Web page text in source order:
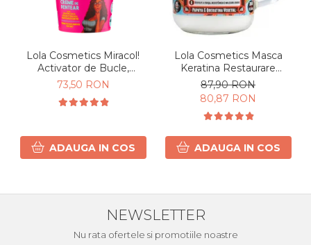
Lola Cosmetics Miracol!
Activator de Bucle,
hidratare & definire Par
Cret si Ondulat 450g
73,50 RON
ADAUGA IN COS
Lola Cosmetics Masca
Keratina Restaurare
Intensa 350g
87,90 RON
80,87 RON
ADAUGA IN COS
NEWSLETTER
Nu rata ofertele si promotiile noastre